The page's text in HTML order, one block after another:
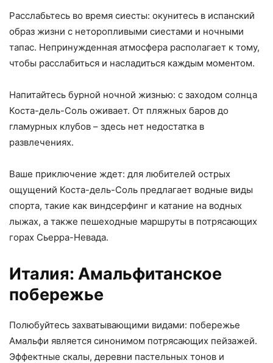
Расслабьтесь во время сиесты: окунитесь в испанский
образ жизни с неторопливыми сиестами и ночными
тапас. Непринужденная атмосфера располагает к тому,
чтобы расслабиться и насладиться каждым моментом.
Напитайтесь бурной ночной жизнью: с заходом солнца
Коста-дель-Соль оживает. От пляжных баров до
гламурных клубов – здесь нет недостатка в
развлечениях.
Ваше приключение ждет: для любителей острых
ощущений Коста-дель-Соль предлагает водные виды
спорта, такие как виндсерфинг и катание на водных
лыжах, а также пешеходные маршруты в потрясающих
горах Сьерра-Невада.
Италия: Амальфитанское
побережье
Полюбуйтесь захватывающими видами: побережье
Амальфи является синонимом потрясающих пейзажей.
Эффектные скалы, деревни пастельных тонов и